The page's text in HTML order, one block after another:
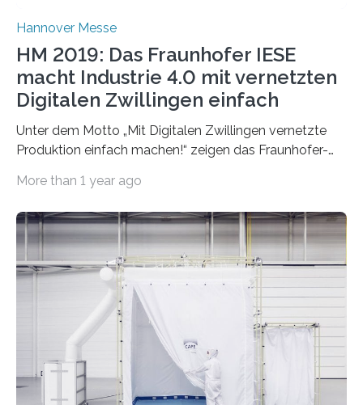
Hannover Messe
HM 2019: Das Fraunhofer IESE
macht Industrie 4.0 mit vernetzten
Digitalen Zwillingen einfach
Unter dem Motto „Mit Digitalen Zwillingen vernetzte
Produktion einfach machen!“ zeigen das Fraunhofer-
More than 1 year ago